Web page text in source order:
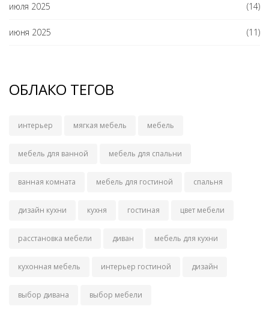
июля 2025 (14)
июня 2025 (11)
ОБЛАКО ТЕГОВ
интерьер мягкая мебель мебель
мебель для ванной мебель для спальни
ванная комната мебель для гостиной спальня
дизайн кухни кухня гостиная цвет мебели
расстановка мебели диван мебель для кухни
кухонная мебель интерьер гостиной дизайн
выбор дивана выбор мебели